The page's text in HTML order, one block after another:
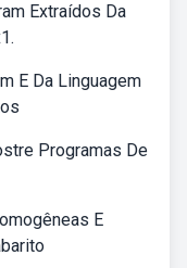
Extraídos Da
E Da Linguagem
Programas De
E